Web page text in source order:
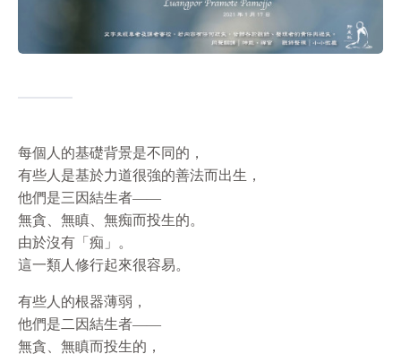
每個人的基礎背景是不同的，
有些人是基於力道很強的善法而出生，
他們是三因結生者——
無貪、無瞋、無痴而投生的。
由於沒有「痴」。
這一類人修行起來很容易。
有些人的根器薄弱，
他們是二因結生者——
無貪、無瞋而投生的，